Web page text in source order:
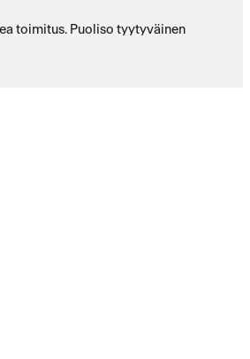
toimitus. Puoliso tyytyväinen